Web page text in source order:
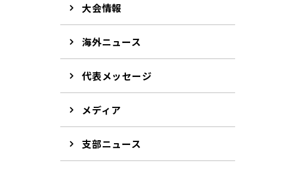
大会情報
海外ニュース
代表メッセージ
メディア
支部ニュース